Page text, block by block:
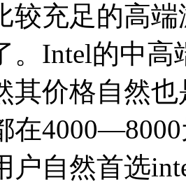
较充足的高
。Intel的中
其价格自然
在
户自然首选